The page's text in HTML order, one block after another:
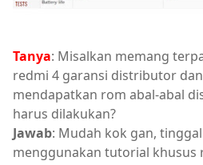
Tanya: Misalkan memang
redmi 4 garansi distributor
mendapatkan rom abal-abal
harus dilakukan?
Jawab: Mudah kok gan,
menggunakan tutorial khusus